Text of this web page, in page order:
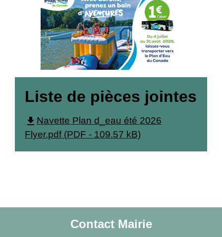
Liste de pièces jointes
file_download Navette Plan d_eau été 2026
Flyer.pdf (PDF - 109.57 kB)
Contact Mairie